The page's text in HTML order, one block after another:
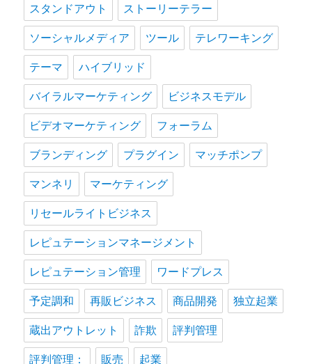
スタンドアウト ストーリーテラー
ソーシャルメディア ツール テレワーキング
テーマ ハイブリッド
バイラルマーケティング ビジネスモデル
ビデオマーケティング フォーラム
ブランディング プラグイン マッチポンプ
マンネリ マーケティング
リセールライトビジネス
レピュテーションマネージメント
レピュテーション管理 ワードプレス
予定調和 再販ビジネス 商品開発 独立起業
蔵出アウトレット 詐欺 評判管理
評判管理： 販売 起業